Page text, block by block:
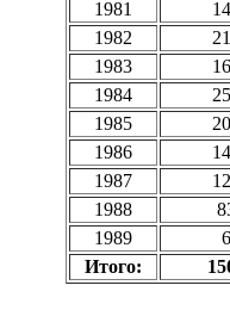
1981
1982
1983
1984
1985
1986
1987
1988
1989
Итого: